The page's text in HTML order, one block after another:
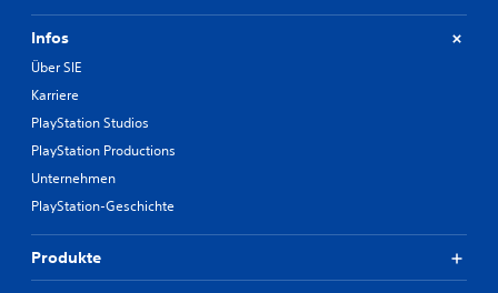
Infos
Über SIE
Karriere
PlayStation Studios
PlayStation Productions
Unternehmen
PlayStation-Geschichte
Produkte